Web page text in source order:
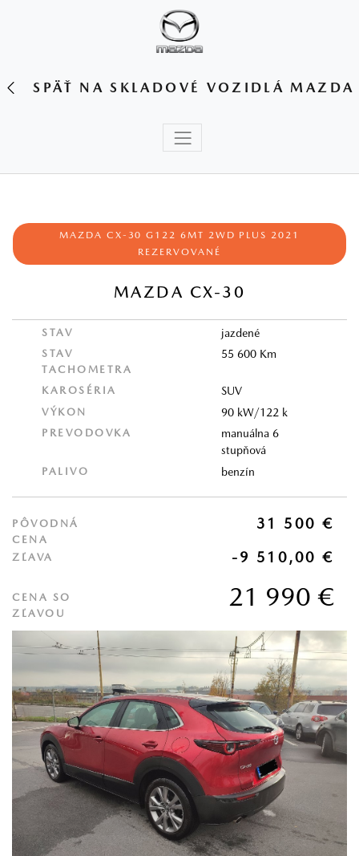
SPÄŤ NA SKLADOVÉ VOZIDLÁ MAZDA
MAZDA CX-30 G122 6MT 2WD PLUS 2021
REZERVOVANÉ
MAZDA CX-30
STAV jazdené
STAV
TACHOMETRA
55 600 Km
KAROSÉRIA SUV
VÝKON 90 kW/122 k
PREVODOVKA
manuálna 6
stupňová
PALIVO benzín
PÔVODNÁ
CENA
31 500 €
ZĽAVA -9 510,00 €
CENA SO
ZĽAVOU
21 990 €